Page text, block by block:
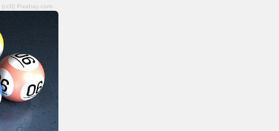
Pixabay.com